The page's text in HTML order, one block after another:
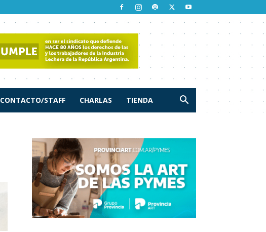
CONTACTO/STAFF CHARLAS TIENDA